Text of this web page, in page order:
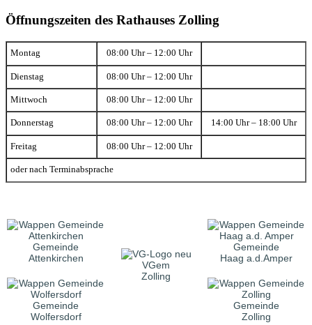
Öffnungszeiten des Rathauses Zolling
Montag 08:00 Uhr – 12:00 Uhr
Dienstag 08:00 Uhr – 12:00 Uhr
Mittwoch 08:00 Uhr – 12:00 Uhr
Donnerstag 08:00 Uhr – 12:00 Uhr 14:00 Uhr – 18:00 Uhr
Freitag 08:00 Uhr – 12:00 Uhr
oder nach Terminabsprache
Gemeinde
Attenkirchen
VGem
Zolling
Gemeinde
Haag a.d.Amper
Gemeinde
Wolfersdorf
Gemeinde
Zolling